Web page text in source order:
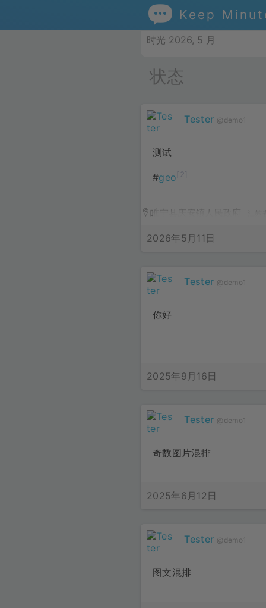
 Keep
时光 2026, 5 月
状态
Tester @demo1
测试
#geo [2]
睢宁县庆安镇人民政府
2026年5月11日
Tester @demo1
你好
2025年9月16日
Tester @demo1
奇数图片混排
2025年6月12日
Tester @demo1
图文混排